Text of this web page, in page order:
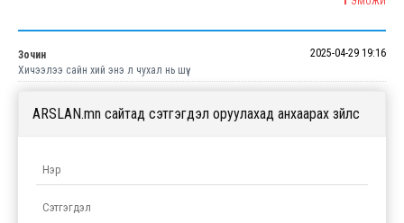
Зочин
2025-04-29 19:16
Хичээлээ сайн хий энэ л чухал нь шүү.
ARSLAN.mn сайтад сэтгэгдэл оруулахад анхаарах зүйлс